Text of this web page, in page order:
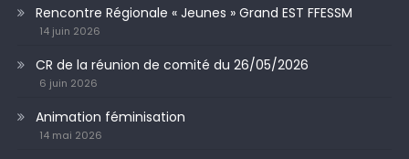
Rencontre Régionale « Jeunes » Grand EST FFESSM
14 juin 2026
CR de la réunion de comité du 26/05/2026
6 juin 2026
Animation féminisation
14 mai 2026